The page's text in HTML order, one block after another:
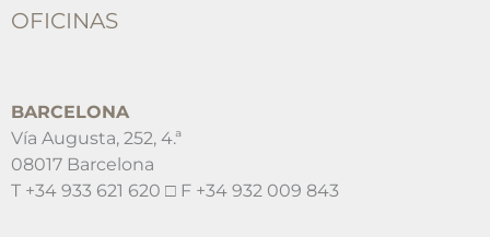
OFICINAS
BARCELONA
Vía Augusta, 252, 4.ª
08017 Barcelona
T +34 933 621 620 □ F +34 932 009 843